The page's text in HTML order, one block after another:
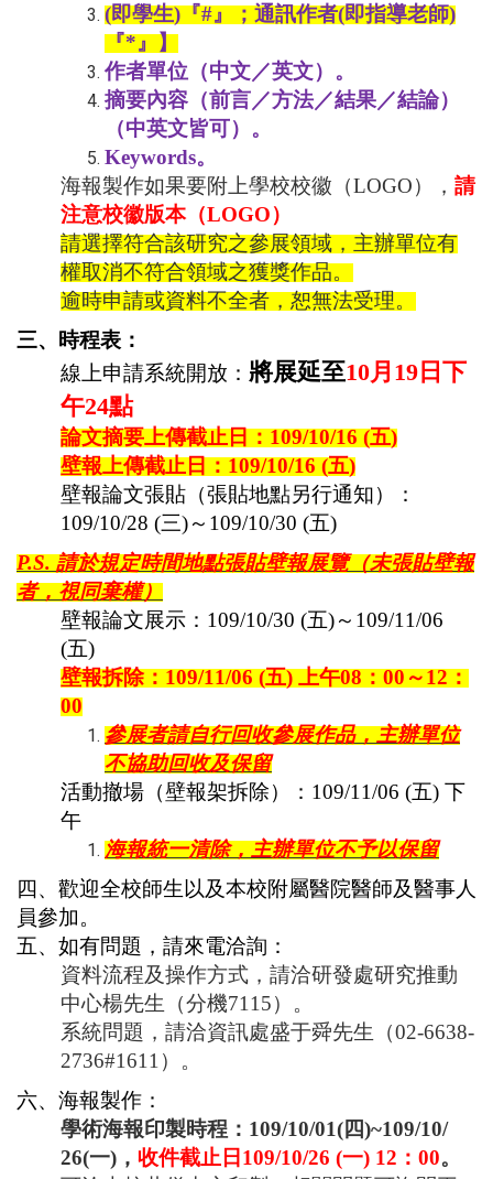
(即學生) 『# 』； 通訊作者(即指導老師)
『* 』】
作者單位（中文／英文）。
摘要內容（前言／方法／結果／結論）
（中英文皆可）。
Keywords。
海報製作如果要附上學校校徽（LOGO）， 請
注意校徽版本（LOGO）
請選擇符合該研究之參展領域， 主辦單位有
權取消不符合領域之獲獎作品。
逾時申請或資料不全者，恕無法受理。
三、時程表：
線上申請系統開放： 將展延至10月 19 日下
午24點
論文摘要上傳截止日： 109/10/16 (五)
壁報上傳截止日： 109/10/16 (五)
壁報論文張貼（張貼地點另行通知）：
109/10/28 (三)～ 109/10/30 (五)
P.S. 請於規定時間地點張貼壁報展覽（未張貼壁報
者，視同棄權）
壁報論文展示： 109/10/30 (五)～ 109/11/06
(五)
壁報拆除： 109/11/06 (五) 上午08 ： 00 ～12 ：
00
參展者請自行回收參展作品，主辦單位
不協助回收及保留
活動撤場（壁報架拆除）： 109/11/06 (五) 下
午
海報統一清除，主辦單位不予以保留
四、歡迎全校師生以及本校附屬醫院醫師及醫事人
員參加。
五、如有問題，請來電洽詢：
資料流程及操作方式，請洽研發處研究推動
中心楊先生（分機711 5）。
系統問題，請洽資訊處盛于舜先生（02-6638-
2736#1611）。
六、海報製作：
學術海報印製時程： 109/10/01(四)~109/10/
26(一) ， 收件截止日 109/10/26 (一) 12 ： 00。